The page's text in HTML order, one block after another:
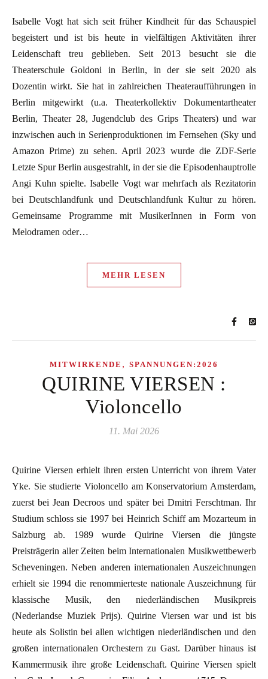
Isabelle Vogt hat sich seit früher Kindheit für das Schauspiel
begeistert und ist bis heute in vielfältigen Aktivitäten ihrer
Leidenschaft treu geblieben. Seit 2013 besucht sie die
Theaterschule Goldoni in Berlin, in der sie seit 2020 als
Dozentin wirkt. Sie hat in zahlreichen Theateraufführungen in
Berlin mitgewirkt (u.a. Theaterkollektiv Dokumentartheater
Berlin, Theater 28, Jugendclub des Grips Theaters) und war
inzwischen auch in Serienproduktionen im Fernsehen (Sky und
Amazon Prime) zu sehen. April 2023 wurde die ZDF-Serie
Letzte Spur Berlin ausgestrahlt, in der sie die Episodenhauptrolle
Angi Kuhn spielte. Isabelle Vogt war mehrfach als Rezitatorin
bei Deutschlandfunk und Deutschlandfunk Kultur zu hören.
Gemeinsame Programme mit MusikerInnen in Form von
Melodramen oder…
MEHR LESEN
MITWIRKENDE , SPANNUNGEN:2026
QUIRINE VIERSEN :
Violoncello
11. Mai 2026
Quirine Viersen erhielt ihren ersten Unterricht von ihrem Vater
Yke. Sie studierte Violoncello am Konservatorium Amsterdam,
zuerst bei Jean Decroos und später bei Dmitri Ferschtman. Ihr
Studium schloss sie 1997 bei Heinrich Schiff am Mozarteum in
Salzburg ab. 1989 wurde Quirine Viersen die jüngste
Preisträgerin aller Zeiten beim Internationalen Musikwettbewerb
Scheveningen. Neben anderen internationalen Auszeichnungen
erhielt sie 1994 die renommierteste nationale Auszeichnung für
klassische Musik, den niederländischen Musikpreis
(Nederlandse Muziek Prijs). Quirine Viersen war und ist bis
heute als Solistin bei allen wichtigen niederländischen und den
großen internationalen Orchestern zu Gast. Darüber hinaus ist
Kammermusik ihre große Leidenschaft. Quirine Viersen spielt